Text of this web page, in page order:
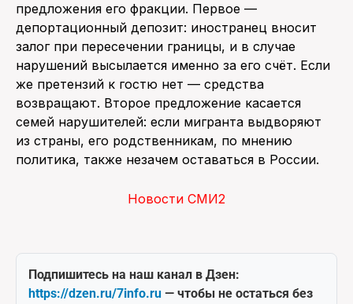
предложения его фракции. Первое —
депортационный депозит: иностранец вносит
залог при пересечении границы, и в случае
нарушений высылается именно за его счёт. Если
же претензий к гостю нет — средства
возвращают. Второе предложение касается
семей нарушителей: если мигранта выдворяют
из страны, его родственникам, по мнению
политика, также незачем оставаться в России.
Новости СМИ2
Подпишитесь на наш канал в Дзен:
https://dzen.ru/7info.ru — чтобы не остаться без